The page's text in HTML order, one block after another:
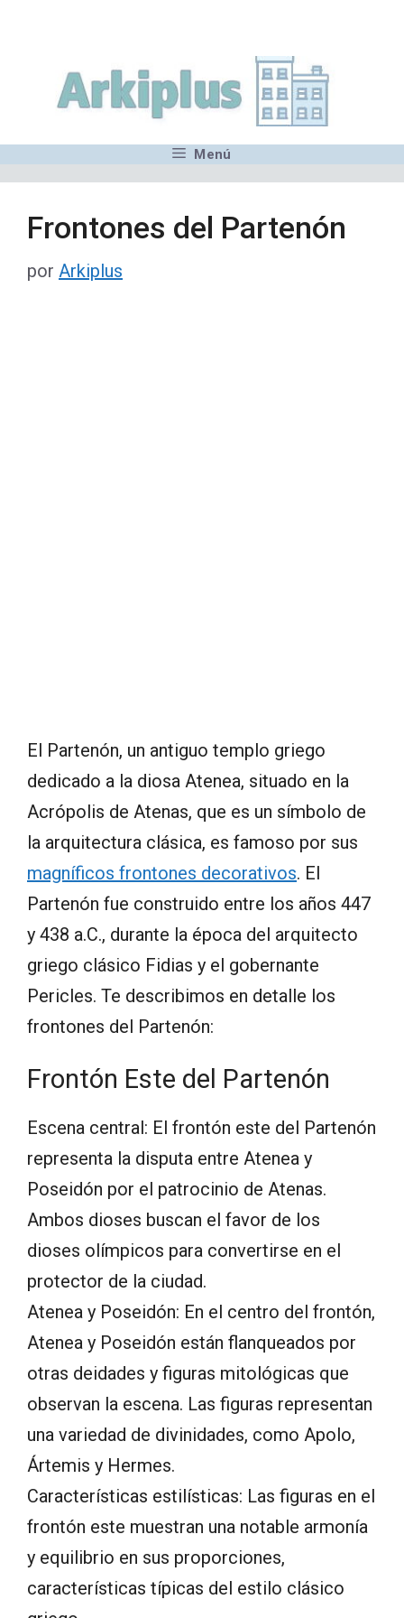
contenido
Menú
Frontones del Partenón
por Arkiplus
El Partenón, un antiguo templo griego
dedicado a la diosa Atenea, situado en la
Acrópolis de Atenas, que es un símbolo de
la arquitectura clásica, es famoso por sus
magníficos frontones decorativos. El
Partenón fue construido entre los años 447
y 438 a.C., durante la época del arquitecto
griego clásico Fidias y el gobernante
Pericles. Te describimos en detalle los
frontones del Partenón:
Frontón Este del Partenón
Escena central: El frontón este del Partenón
representa la disputa entre Atenea y
Poseidón por el patrocinio de Atenas.
Ambos dioses buscan el favor de los
dioses olímpicos para convertirse en el
protector de la ciudad.
Atenea y Poseidón: En el centro del frontón,
Atenea y Poseidón están flanqueados por
otras deidades y figuras mitológicas que
observan la escena. Las figuras representan
una variedad de divinidades, como Apolo,
Ártemis y Hermes.
Características estilísticas: Las figuras en el
frontón este muestran una notable armonía
y equilibrio en sus proporciones,
características típicas del estilo clásico